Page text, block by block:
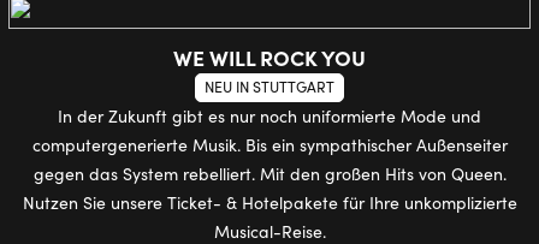
WE WILL ROCK YOU
NEU IN STUTTGART
In der Zukunft gibt es nur noch uniformierte Mode und
computergenerierte Musik. Bis ein sympathischer Außenseiter
gegen das System rebelliert. Mit den großen Hits von Queen.
Nutzen Sie unsere Ticket- & Hotelpakete für Ihre unkomplizierte
Musical-Reise.